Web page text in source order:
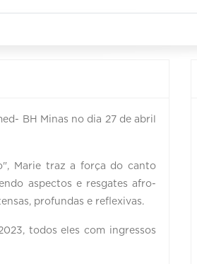
BH Minas no dia 27 de abril
Marie traz a força do canto
aspectos e resgates afro-
profundas e reflexivas.
todos eles com ingressos